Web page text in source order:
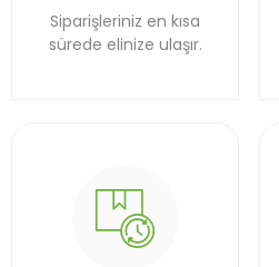
Siparişleriniz en kısa
sürede elinize ulaşır.